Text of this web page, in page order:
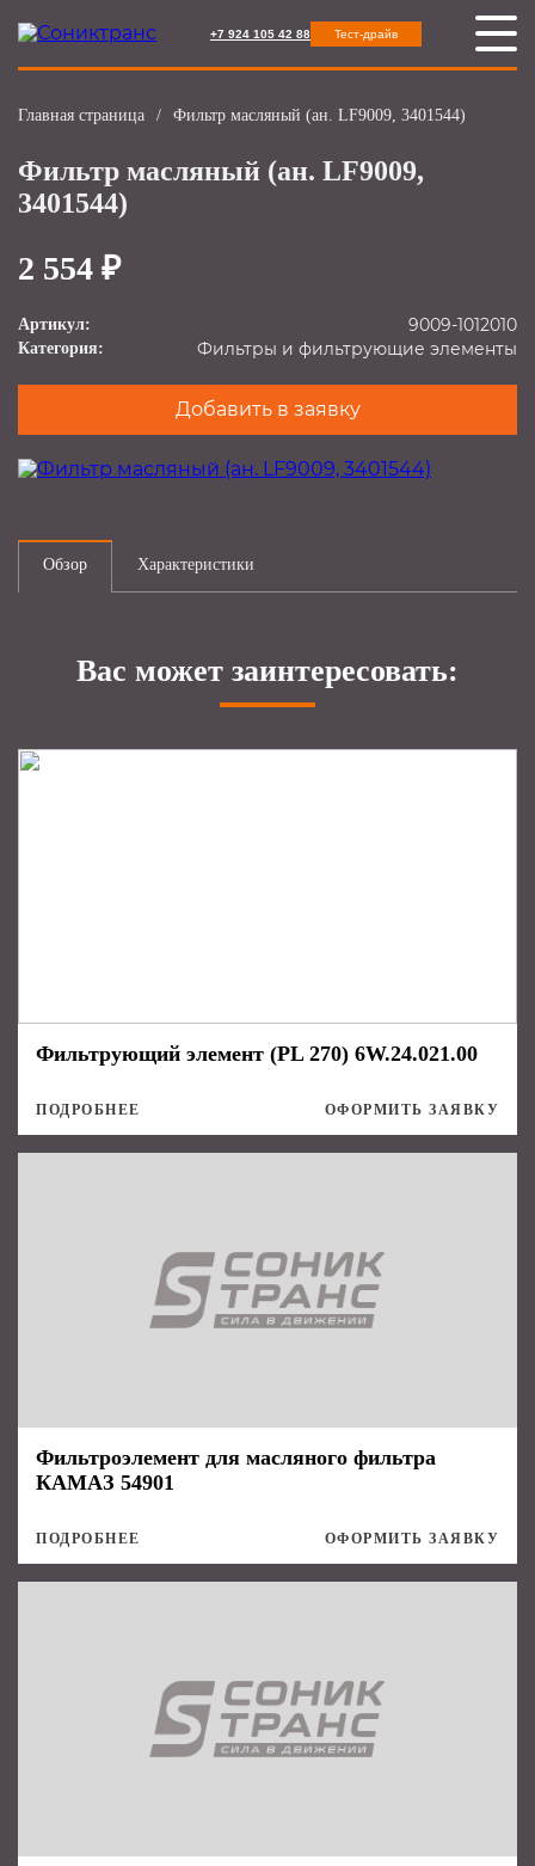
+7 924 105 42 88 Тест-драйв
Главная страница / Фильтр масляный (ан. LF9009, 3401544)
Фильтр масляный (ан. LF9009,
3401544)
2 554 ₽
Артикул: 9009-1012010
Категория: Фильтры и фильтрующие элементы
Добавить в заявку
Обзор Характеристики
Вас может заинтересовать:
Фильтрующий элемент (PL 270) 6W.24.021.00
ПОДРОБНЕЕ ОФОРМИТЬ ЗАЯВКУ
Фильтроэлемент для масляного фильтра
КАМАЗ 54901
ПОДРОБНЕЕ ОФОРМИТЬ ЗАЯВКУ